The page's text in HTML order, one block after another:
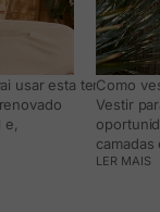
usar esta temporada
Como
Vestir
LER MAIS